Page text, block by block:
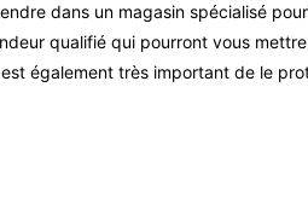
dans un magasin spécialisé
qualifié qui pourront vous
également très important de le